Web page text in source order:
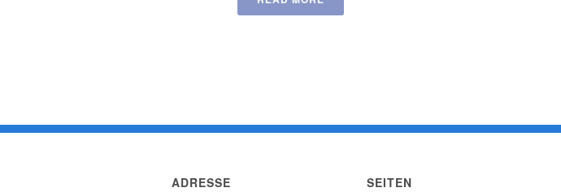
ADRESSE
SEITEN